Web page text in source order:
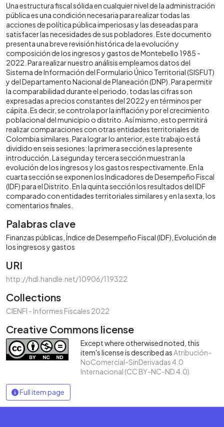
Una estructura fiscal sólida en cualquier nivel de la administración
pública es una condición necesaria para realizar todas las
acciones de política pública imperiosas y las deseadas para
satisfacer las necesidades de sus pobladores. Este documento
presenta una breve revisión histórica de la evolución y
composición de los ingresos y gastos de Montebello 1985 -
2022. Para realizar nuestro análisis empleamos datos del
Sistema de Información del Formulario Único Territorial (SISFUT)
y del Departamento Nacional de Planeación (DNP). Para permitir
la comparabilidad durante el periodo, todas las cifras son
expresadas a precios constantes del 2022 y en términos per
cápita. Es decir, se controla por la inflación y por el crecimiento
poblacional del municipio o distrito. Así mismo, esto permitirá
realizar comparaciones con otras entidades territoriales de
Colombia similares. Para lograr lo anterior, este trabajo está
dividido en seis sesiones: la primera sección es la presente
introducción. La segunda y tercera sección muestran la
evolución de los ingresos y los gastos respectivamente. En la
cuarta sección se exponen los Indicadores de Desempeño Fiscal
(IDF) para el Distrito. En la quinta sección los resultados del IDF
comparado con entidades territoriales similares y en la sexta, los
comentarios finales.
Palabras clave
Finanzas públicas Índice de Desempeño Fiscal (IDF) Evolución de
los ingresos y gastos
URI
http://hdl.handle.net/10906/119322
Collections
CIENFI - Informes Fiscales 2022
Creative Commons license
Except where otherwised noted, this
item's license is described asAtribución-
NoComercial-SinDerivadas 4.0
Internacional (CC BY-NC-ND 4.0)
Full item page